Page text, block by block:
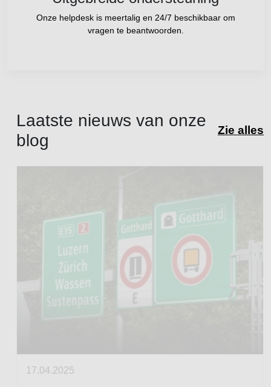
Onze helpdesk is meertalig en 24/7 beschikbaar om
vragen te beantwoorden.
Laatste nieuws van onze
blog
Zie alles
17.04.2025